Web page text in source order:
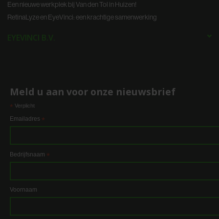
Een nieuwe werkplek bij Van den Tol in Huizen!
RetinaLyze en EyeVinci: een krachtige samenwerking
EYEVINCI B.V.
Meld u aan voor onze nieuwsbrief
* Verplicht
Emailadres *
Bedrijfsnaam *
Voornaam